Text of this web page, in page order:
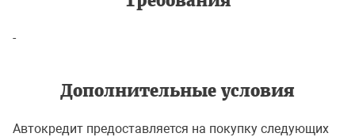
-
Дополнительные условия
Автокредит предоставляется на покупку следующих